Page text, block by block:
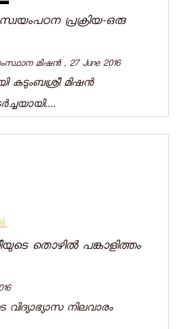
സ്വയംപഠന പ്രക്രിയ-ഒരു
മിഷന്‍ , 27 June 2016
കുടുംബശ്രീ മിഷന്‍
തൊഴില്‍ പങ്കാളിത്തം
വിദ്യാഭ്യാസ നിലവാരം